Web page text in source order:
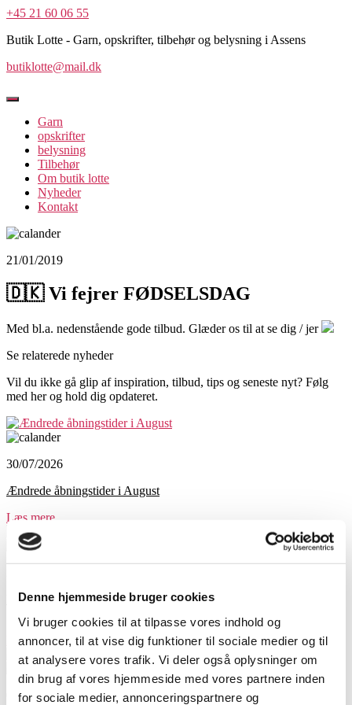
Denne hjemmeside bruger cookies
Vi bruger cookies til at tilpasse vores indhold og
annoncer, til at vise dig funktioner til sociale medier og til
at analysere vores trafik. Vi deler også oplysninger om
din brug af vores hjemmeside med vores partnere inden
for sociale medier, annonceringspartnere og
+45 21 60 06 55
Butik Lotte - Garn, opskrifter, tilbehør og belysning i Assens
butiklotte@mail.dk
Garn
opskrifter
belysning
Tilbehør
Om butik lotte
Nyheder
Kontakt
21/01/2019
🇩🇰 Vi fejrer FØDSELSDAG
Med bl.a. nedenstående gode tilbud. Glæder os til at se dig / jer
Se relaterede nyheder
Vil du ikke gå glip af inspiration, tilbud, tips og seneste nyt? Følg
med her og hold dig opdateret.
30/07/2026
Ændrede åbningstider i August
Læs mere...
Ekstra åbent i Juli !!!
I Juli måned har vi ekstra åbent: ALLE LØRDAGE 10.00 -
Læs mere...
01/06/2026